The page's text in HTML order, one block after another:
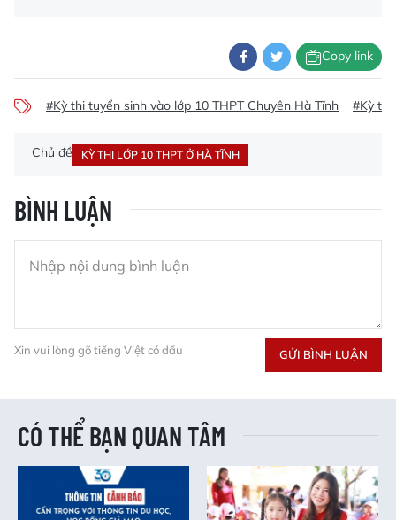
Copy link
#Kỳ thi tuyển sinh vào lớp 10 THPT Chuyên Hà Tĩnh #Kỳ thi
Chủ đề KỲ THI LỚP 10 THPT Ở HÀ TĨNH
BÌNH LUẬN
Xin vui lòng gõ tiếng Việt có dấu GỬI BÌNH LUẬN
CÓ THỂ BẠN QUAN TÂM